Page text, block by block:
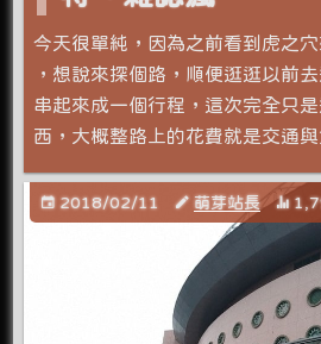
今天很單純，因為之前看到虎之
，想說來探個路，順便逛逛以前
串起來成一個行程，這次完全只是
西，大概整路上的花費就是交通
2018/02/11 萌芽站長